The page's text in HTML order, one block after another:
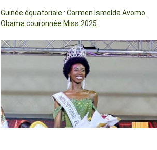
Guinée équatoriale : Carmen Ismelda Avomo
Obama couronnée Miss 2025